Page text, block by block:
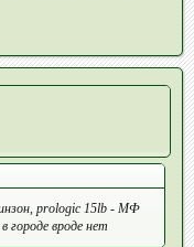
prologic 15lb - МФ
городе вроде нет